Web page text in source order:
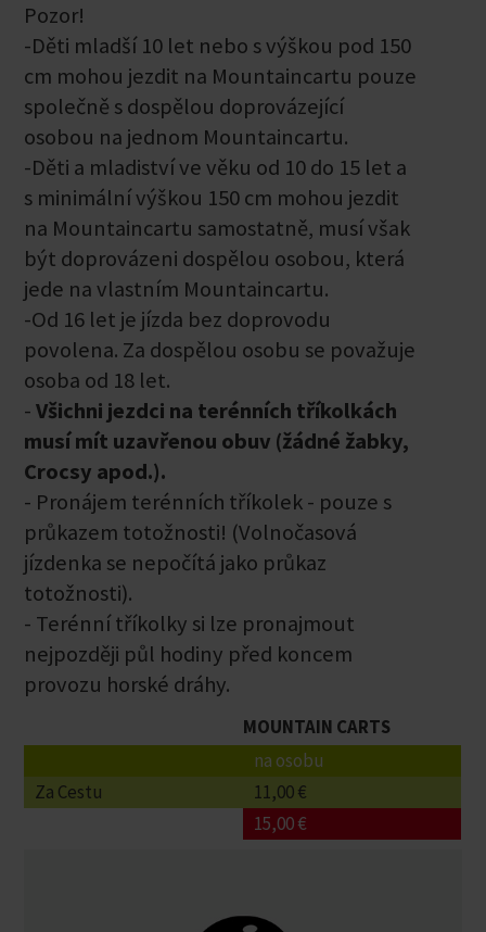
Pozor!
-Děti mladší 10 let nebo s výškou pod 150
cm mohou jezdit na Mountaincartu pouze
společně s dospělou doprovázející
osobou na jednom Mountaincartu.
-Děti a mladiství ve věku od 10 do 15 let a
s minimální výškou 150 cm mohou jezdit
na Mountaincartu samostatně, musí však
být doprovázeni dospělou osobou, která
jede na vlastním Mountaincartu.
-Od 16 let je jízda bez doprovodu
povolena. Za dospělou osobu se považuje
osoba od 18 let.
-Všichni jezdci na terénních tříkolkách
musí mít uzavřenou obuv (žádné žabky,
Crocsy apod.).
- Pronájem terénních tříkolek - pouze s
průkazem totožnosti! (Volnočasová
jízdenka se nepočítá jako průkaz
totožnosti).
- Terénní tříkolky si lze pronajmout
nejpozději půl hodiny před koncem
provozu horské dráhy.
Za Cestu
MOUNTAIN CARTS
na osobu
11,00 €
15,00 €